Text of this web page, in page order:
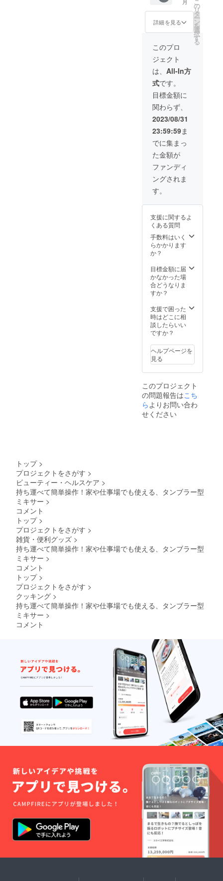
る可能
性もご
ざいま
ださ
す。 ※
ご注文
状況、
給状
造工程
上の都
合等に
より出
荷時期
が遅れ
る場合
があり
※デザイ
ン・仕
様は変
更にな
る可能
性もご
ざいま
ださ
い。
【35,92
0円
→30,53
2円(送
み、税
込み)】
※送料込
み ※モ
ニター
環境に
よっ
て、画
像の色
が実物
と異
なって
見える
場合が
ありま
す。 ※
ご注文
状況、
給状
造工程
上の都
合等に
より出
る場合
があり
ます。
様は変
更にな
る可能
性もご
す。ご
了承く
ださ
い。
月
詳細を見る
こ
の
リ
タ
ー
ン
を
選
択
す
る
このプロ
ジェクト
は、 All-In方
式です。
目標金額に
関わらず、
2023/08/31
23:59:59ま
でに集まっ
た金額が
ファンディ
ングされま
す。
支援に関するよ
くある質問
手数料はいく
らかかります
か？
目標金額に届
かなかった場
合どうなりま
すか？
支援で困った
時はどこに相
談したらいい
ですか？
ヘルプページを
見る
このプロジェクト
の問題報告はこち
らよりお問い合わ
せください
トップ >
プロジェクトをさがす >
ビューティー・ヘルスケア >
持ち運べて簡単操作！家や仕事場でも使える、タンブラー型
ミキサー >
コメント
トップ >
プロジェクトをさがす >
雑貨・便利グッズ >
持ち運べて簡単操作！家や仕事場でも使える、タンブラー型
ミキサー >
コメント
トップ >
プロジェクトをさがす >
クッキング >
持ち運べて簡単操作！家や仕事場でも使える、タンブラー型
ミキサー >
コメント